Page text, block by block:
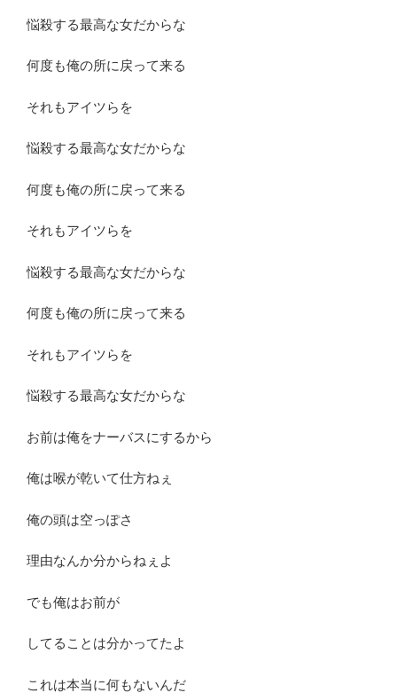
悩殺する最高な女だからな
何度も俺の所に戻って来る
それもアイツらを
悩殺する最高な女だからな
何度も俺の所に戻って来る
それもアイツらを
悩殺する最高な女だからな
何度も俺の所に戻って来る
それもアイツらを
悩殺する最高な女だからな
お前は俺をナーバスにするから
俺は喉が乾いて仕方ねぇ
俺の頭は空っぽさ
理由なんか分からねぇよ
でも俺はお前が
してることは分かってたよ
これは本当に何もないんだ